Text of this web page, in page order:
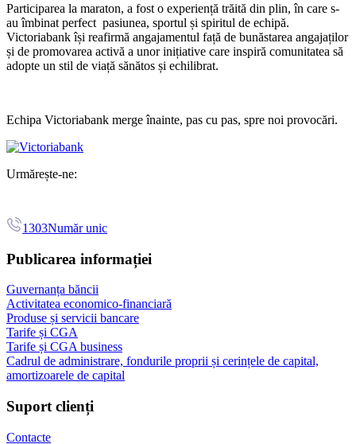
Participarea la maraton, a fost o experiență trăită din plin, în care s-
au îmbinat perfect pasiunea, sportul și spiritul de echipă.
Victoriabank își reafirmă angajamentul față de bunăstarea angajaților
și de promovarea activă a unor inițiative care inspiră comunitatea să
adopte un stil de viață sănătos și echilibrat.
Echipa Victoriabank merge înainte, pas cu pas, spre noi provocări.
Urmărește-ne:
1303Număr unic
Publicarea informației
Guvernanța băncii
Activitatea economico-financiară
Produse și servicii bancare
Tarife și CGA
Tarife și CGA business
Cadrul de administrare, fondurile proprii și cerințele de capital,
amortizoarele de capital
Suport clienți
Contacte